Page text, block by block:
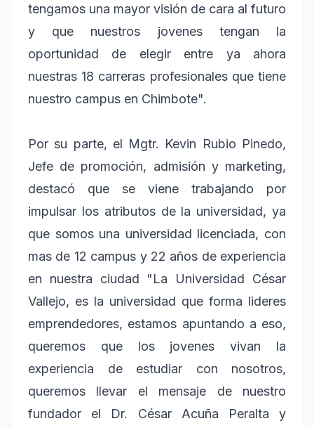
tengamos una mayor visión de cara al futuro
y que nuestros jovenes tengan la
oportunidad de elegir entre ya ahora
nuestras 18 carreras profesionales que tiene
nuestro campus en Chimbote".
Por su parte, el Mgtr. Kevin Rubio Pinedo,
Jefe de promoción, admisión y marketing,
destacó que se viene trabajando por
impulsar los atributos de la universidad, ya
que somos una universidad licenciada, con
mas de 12 campus y 22 años de experiencia
en nuestra ciudad "La Universidad César
Vallejo, es la universidad que forma lideres
emprendedores, estamos apuntando a eso,
queremos que los jovenes vivan la
experiencia de estudiar con nosotros,
queremos llevar el mensaje de nuestro
fundador el Dr. César Acuña Peralta y